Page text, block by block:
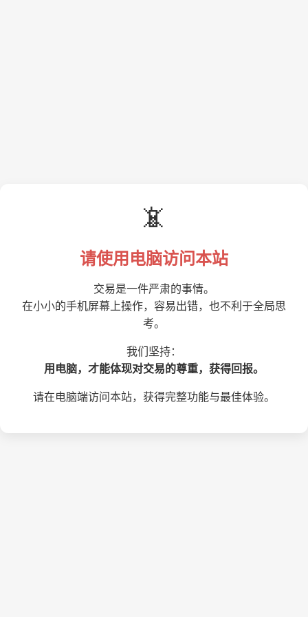
📵
请使用电脑访问本站
交易是一件严肃的事情。
在小小的手机屏幕上操作，容易出错，也不利于全局思
考。
我们坚持：
用电脑，才能体现对交易的尊重，获得回报。
请在电脑端访问本站，获得完整功能与最佳体验。